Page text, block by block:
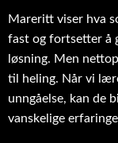
Mareritt viser hva
fast og fortsetter å
løsning. Men
til heling. Når vi
unngåelse, kan de
vanskelige